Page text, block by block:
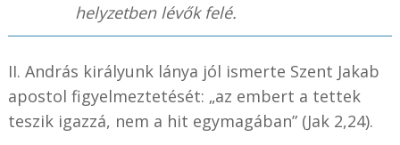
helyzetben lévők felé.
II. András királyunk lánya jól ismerte Szent Jakab
apostol figyelmeztetését: „az embert a tettek
teszik igazzá, nem a hit egymagában” (Jak 2,24).